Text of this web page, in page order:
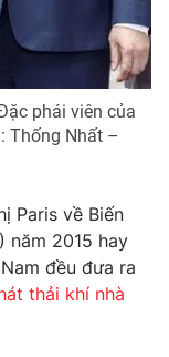
phái viên của
Thống Nhất –
Paris về Biến
năm 2015 hay
đều đưa ra
thải khí nhà